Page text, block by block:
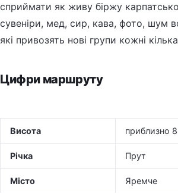
сприймати як живу біржу
сувеніри, мед, сир, кава, фото, шум
які привозять нові групи кожні
Цифри маршруту
Висота приблизно
Річка Прут
Місто Яремче